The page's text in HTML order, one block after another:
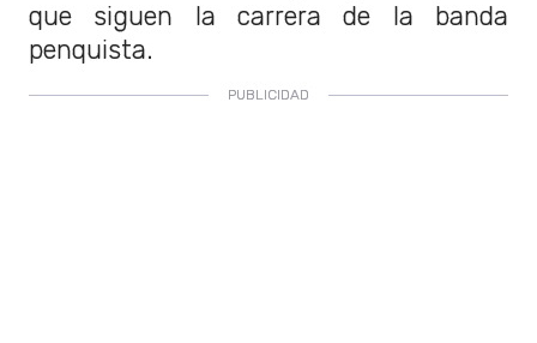
que siguen la carrera de la banda
penquista.